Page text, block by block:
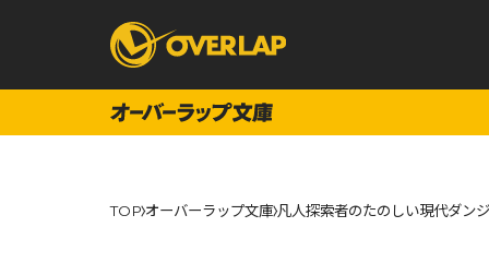
コミック ライトノベ
TOP オーバーラップ文庫 凡人探索者のたのしい現代ダン